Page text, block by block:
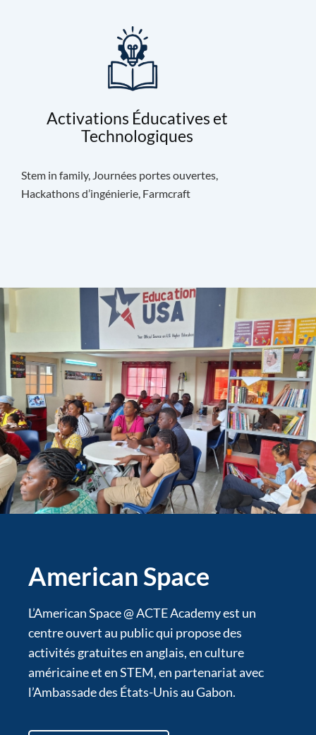
Activations Éducatives et
Technologiques
Stem in family, Journées portes ouvertes,
Hackathons d’ingénierie, Farmcraft
American Space
L’American Space @ ACTE Academy est un
centre ouvert au public qui propose des
activités gratuites en anglais, en culture
américaine et en STEM, en partenariat avec
l’Ambassade des États-Unis au Gabon.